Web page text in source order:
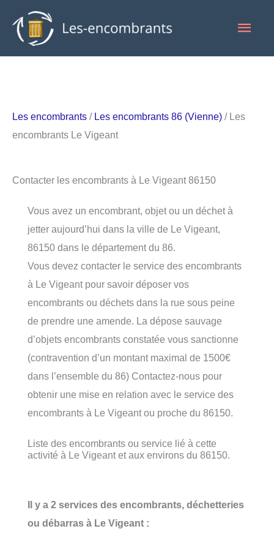
contenu
Les encombrants / Les encombrants 86 (Vienne) / Les
encombrants Le Vigeant
Contacter les encombrants à Le Vigeant 86150
Vous avez un encombrant, objet ou un déchet à
jetter aujourd’hui dans la ville de Le Vigeant,
86150 dans le département du 86.
Vous devez contacter le service des encombrants
à Le Vigeant pour savoir déposer vos
encombrants ou déchets dans la rue sous peine
de prendre une amende. La dépose sauvage
d’objets encombrants constatée vous sanctionne
(contravention d’un montant maximal de 1500€
dans l’ensemble du 86) Contactez-nous pour
obtenir une mise en relation avec le service des
encombrants à Le Vigeant ou proche du 86150.
Liste des encombrants ou service lié à cette
activité à Le Vigeant et aux environs du 86150.
Il y a 2 services des encombrants, déchetteries
ou débarras à Le Vigeant :